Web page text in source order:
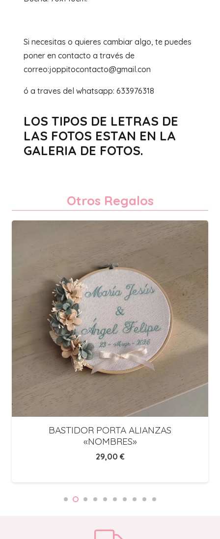
Si necesitas o quieres cambiar algo, te puedes
poner en contacto a través de
correo:joppitocontacto@gmail.con
ó a traves del whatsapp: 633976318
LOS TIPOS DE LETRAS DE
LAS FOTOS ESTAN EN LA
GALERIA DE FOTOS.
Otros Regalos
BASTIDOR PORTA ALIANZAS
«NOMBRES»
29,00 €